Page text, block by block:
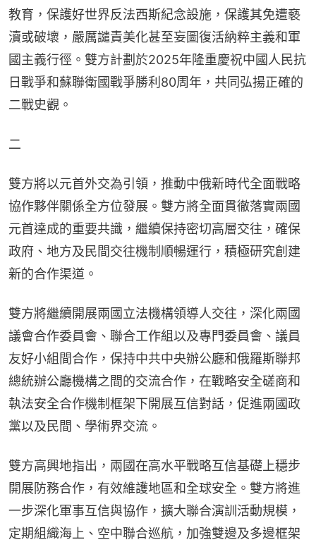
教育，保護好世界反法西斯紀念設施，保護其免遭褻
瀆或破壞，嚴厲譴責美化甚至妄圖復活納粹主義和軍
國主義行徑。雙方計劃於2025年隆重慶祝中國人民抗
日戰爭和蘇聯衛國戰爭勝利80周年，共同弘揚正確的
二戰史觀。
二
雙方將以元首外交為引領，推動中俄新時代全面戰略
協作夥伴關係全方位發展。雙方將全面貫徹落實兩國
元首達成的重要共識，繼續保持密切高層交往，確保
政府、地方及民間交往機制順暢運行，積極研究創建
新的合作渠道。
雙方將繼續開展兩國立法機構領導人交往，深化兩國
議會合作委員會、聯合工作組以及專門委員會、議員
友好小組間合作，保持中共中央辦公廳和俄羅斯聯邦
總統辦公廳機構之間的交流合作，在戰略安全磋商和
執法安全合作機制框架下開展互信對話，促進兩國政
黨以及民間、學術界交流。
雙方高興地指出，兩國在高水平戰略互信基礎上穩步
開展防務合作，有效維護地區和全球安全。雙方將進
一步深化軍事互信與協作，擴大聯合演訓活動規模，
定期組織海上、空中聯合巡航，加強雙邊及多邊框架